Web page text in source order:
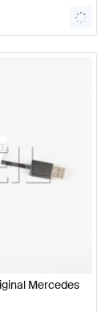
Mercedes